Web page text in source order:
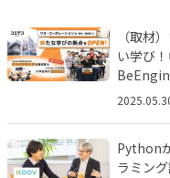
（取材
い学び
とは!?
Python
ラミン